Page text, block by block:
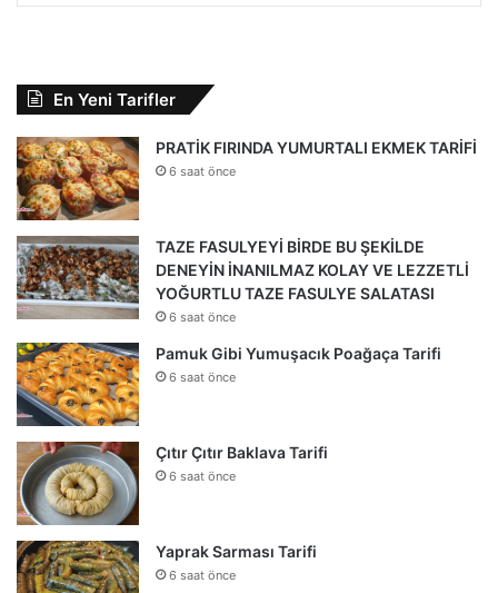
En Yeni Tarifler
PRATİK FIRINDA YUMURTALI EKMEK TARİFİ
6 saat önce
TAZE FASULYEYİ BİRDE BU ŞEKİLDE
DENEYİN İNANILMAZ KOLAY VE LEZZETLİ
YOĞURTLU TAZE FASULYE SALATASI
6 saat önce
Pamuk Gibi Yumuşacık Poağaça Tarifi
6 saat önce
Çıtır Çıtır Baklava Tarifi
6 saat önce
Yaprak Sarması Tarifi
6 saat önce